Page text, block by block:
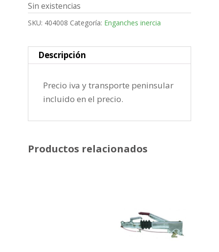
Sin existencias
SKU: 404008 Categoría: Enganches inercia
Descripción
Precio iva y transporte peninsular
incluido en el precio.
Productos relacionados